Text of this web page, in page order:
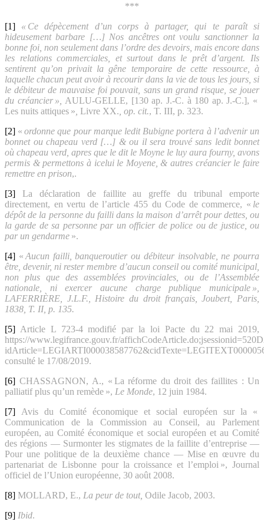
***
[1]
« Ce dépècement d’un corps à partager, qui te paraît si
hideusement barbare […] Nos ancêtres ont voulu sanctionner la
bonne foi, non seulement dans l’ordre des devoirs, mais encore dans
les relations commerciales, et surtout dans le prêt d’argent. Ils
sentirent qu’on privait la gêne temporaire de cette ressource, à
laquelle chacun peut avoir à recourir dans la vie de tous les jours, si
le débiteur de mauvaise foi pouvait, sans un grand risque, se jouer
du créancier », AULU-GELLE, [130 ap. J.‑C. à 180 ap. J.‑C.], «
Les nuits attiques » Livre XX. , op. cit., T. III, p. 323.
[2] «ordonne que pour marque ledit Bubigne portera à l’advenir un
bonnet ou chapeau verd […] & ou il sera trouvé sans ledit bonnet
où chapeau verd, apres que le dit le Moyne le luy aura fourny, avons
permis & permettons à icelui le Moyene, & autres créancier le faire
remettre en prison,.
[3] La déclaration de faillite au greffe du tribunal emporte
directement, en vertu de l’article 455 du Code de commerce, « le
dépôt de la personne du failli dans la maison d’arrêt pour dettes, ou
la garde de sa personne par un officier de police ou de justice, ou
par un gendarme ».
[4] « Aucun failli, banqueroutier ou débiteur insolvable, ne pourra
être, devenir, ni rester membre d’aucun conseil ou comité municipal,
non plus que des assemblées provinciales, ou de l’Assemblée
nationale, ni exercer aucune charge publique municipale »,
LAFERRIÈRE, J.L.F., Histoire du droit français, Joubert, Paris,
1838, T. II, p. 135.
[5] Article L 723-4 modifié par la loi Pacte du 22 mai 2019,
https://www.legifrance.gouv.fr/
consulté le 17/08/2019.
[6] CHASSAGNON, A., « La réforme du droit des faillites : Un
palliatif plus qu’un remède », Le Monde, 12 juin 1984.
[7] Avis du Comité économique et social européen sur la «
Communication de la Commission au Conseil, au Parlement
européen, au Comité économique et social européen et au Comité
des régions — Surmonter les stigmates de la faillite d’entreprise —
Pour une politique de la deuxième chance — Mise en œuvre du
partenariat de Lisbonne pour la croissance et l’emploi », Journal
officiel de l’Union européenne, 30 août 2008.
[8] MOLLARD, E., La peur de tout, Odile Jacob, 2003.
[9] Ibid.